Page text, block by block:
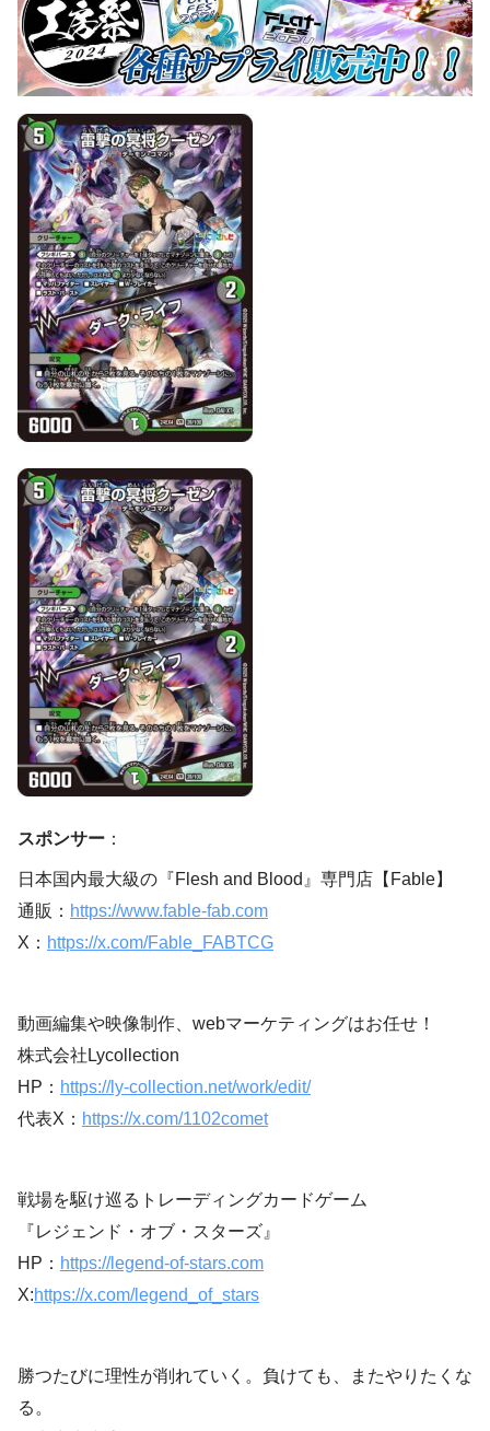
スポンサー ：
日本国内最大級の『Flesh and Blood』専門店【Fable】
通販： https://www.fable-fab.com
X： https://x.com/Fable_FABTCG
動画編集や映像制作、webマーケティングはお任せ！
株式会社Lycollection
HP： https://ly-collection.net/work/edit/
代表X： https://x.com/1102comet
戦場を駆け巡るトレーディングカードゲーム
『レジェンド・オブ・スターズ』
HP： https://legend-of-stars.com
X:https://x.com/legend_of_stars
勝つたびに理性が削れていく。負けても、またやりたくな
る。